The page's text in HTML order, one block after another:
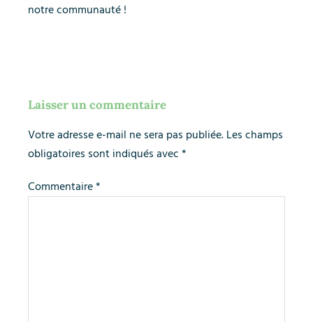
notre communauté !
Laisser un commentaire
Votre adresse e-mail ne sera pas publiée. Les champs
obligatoires sont indiqués avec *
Commentaire*